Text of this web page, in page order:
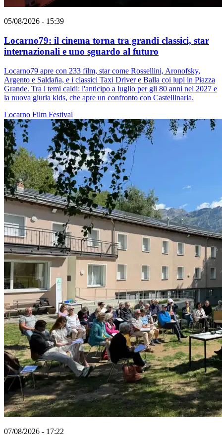
05/08/2026 - 15:39
Locarno79: il cinema torna tra grandi classici, star
internazionali e uno sguardo al futuro
Locarno79 apre con 233 film, star come Rossellini, Aronofsky,
Argento e Saldaña, e i classici Taxi Driver e Balla coi lupi in Piazza
Grande. Tra i temi caldi: l'anticipo a luglio per gli 80 anni nel 2027 e
la nuova giuria kids, che apre un confronto con Castellinaria.
Locarno Film Festival
07/08/2026 - 17:22